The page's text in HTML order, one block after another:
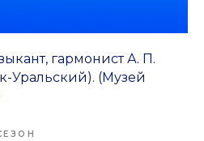
гармонист А. П.
Уральский). (Музей